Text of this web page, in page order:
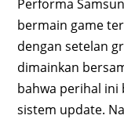
Performa
bermain game
dengan setelan
dimainkan
bahwa perihal ini
sistem update.